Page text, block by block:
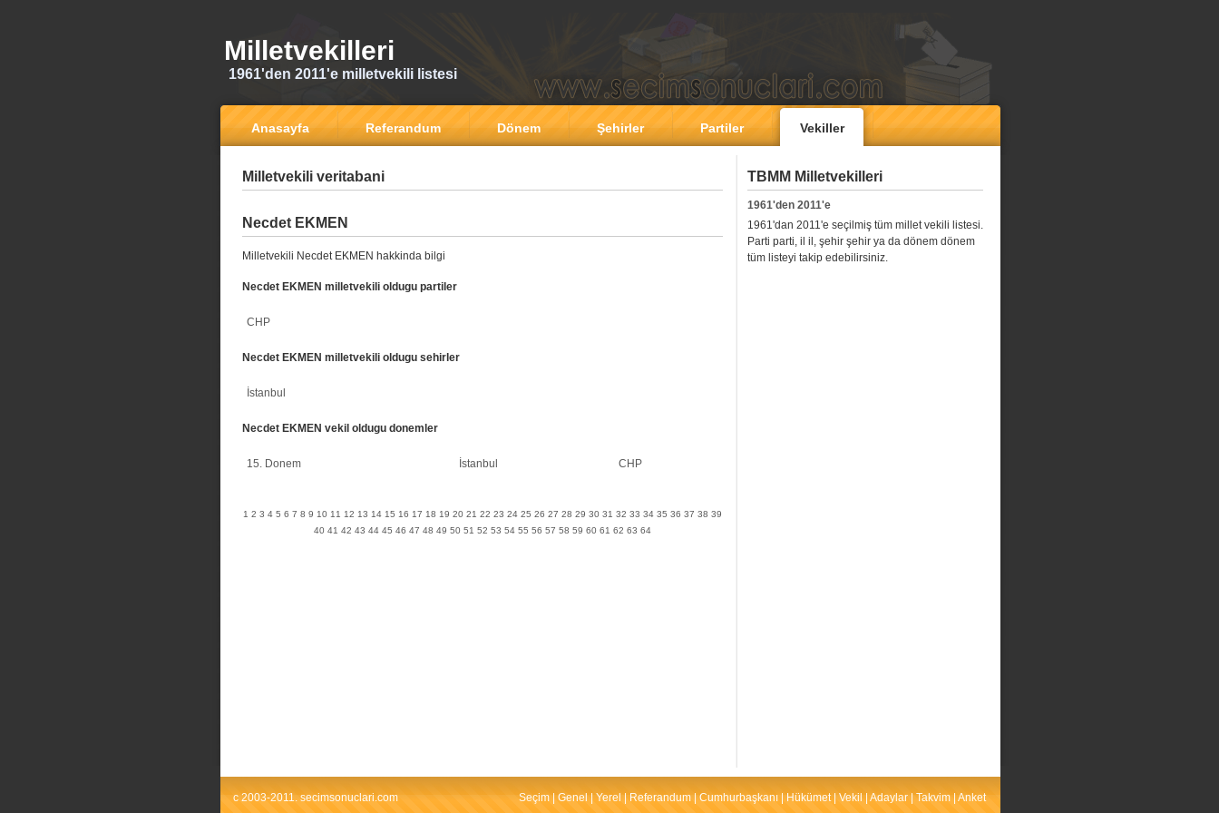
Milletvekilleri
1961'den 2011'e milletvekili listesi
Anasayfa Referandum Dönem Şehirler Partiler Vekiller
Milletvekili veritabani
Necdet EKMEN
Milletvekili Necdet EKMEN hakkinda bilgi
Necdet EKMEN milletvekili oldugu partiler
CHP
Necdet EKMEN milletvekili oldugu sehirler
İstanbul
Necdet EKMEN vekil oldugu donemler
15. Donem İstanbul CHP
1 2 3 4 5 6 7 8 9 10 11 12 13 14 15 16 17 18 19 20 21 22 23 24 25 26 27 28 29 30 31 32 33 34 35 36 37 38 39
40 41 42 43 44 45 46 47 48 49 50 51 52 53 54 55 56 57 58 59 60 61 62 63 64
TBMM Milletvekilleri
1961'den 2011'e
1961'dan 2011'e seçilmiş tüm millet vekili listesi.
Parti parti, il il, şehir şehir ya da dönem dönem
tüm listeyi takip edebilirsiniz.
c 2003-2011. secimsonuclari.com Seçim Genel Yerel Referandum Cumhurbaşkanı Hükümet| Vekil Adaylar Takvim Anket